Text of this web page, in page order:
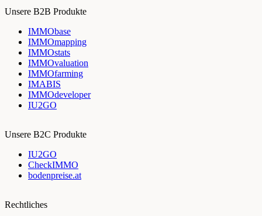
Unsere B2B Produkte
IMMObase
IMMOmapping
IMMOstats
IMMOvaluation
IMMOfarming
IMABIS
IMMOdeveloper
IU2GO
Unsere B2C Produkte
IU2GO
CheckIMMO
bodenpreise.at
Rechtliches